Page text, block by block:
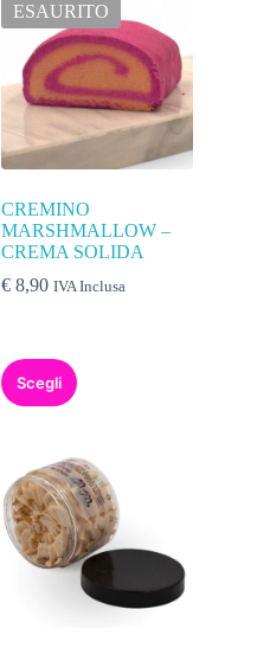
ESAURITO
CREMINO
MARSHMALLOW –
CREMA SOLIDA
€ 8,90 IVA Inclusa
Scegli